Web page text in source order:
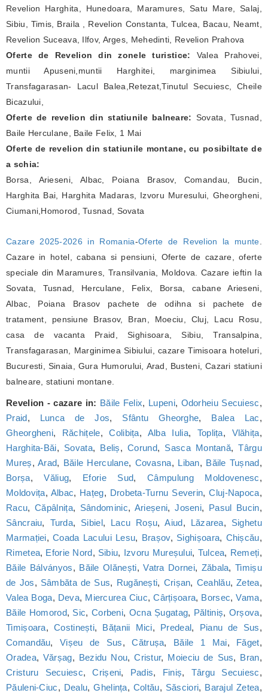
Revelion Harghita, Hunedoara, Maramures, Satu Mare, Salaj,
Sibiu, Timis, Braila , Revelion Constanta, Tulcea, Bacau, Neamt,
Revelion Suceava, Ilfov, Arges, Mehedinti, Revelion Prahova
Oferte de Revelion din zonele turistice: Valea Prahovei,
muntii Apuseni,muntii Harghitei, marginimea Sibiului,
Transfagarasan- Lacul Balea,Retezat,Tinutul Secuiesc, Cheile
Bicazului,
Oferte de revelion din statiunile balneare: Sovata, Tusnad,
Baile Herculane, Baile Felix, 1 Mai
Oferte de revelion din statiunile montane, cu posibiltate de
a schia:
Borsa, Arieseni, Albac, Poiana Brasov, Comandau, Bucin,
Harghita Bai, Harghita Madaras, Izvoru Muresului, Gheorgheni,
Ciumani,Homorod, Tusnad, Sovata
Cazare 2025-2026 in Romania-Oferte de Revelion la munte
Cazare in hotel, cabana si pensiuni, Oferte de cazare, oferte
speciale din Maramures, Transilvania, Moldova. Cazare ieftin la
Sovata, Tusnad, Herculane, Felix, Borsa, cabane Arieseni,
Albac, Poiana Brasov pachete de odihna si pachete de
tratament, pensiune Brasov, Bran, Moeciu, Cluj, Lacu Rosu,
casa de vacanta Praid, Sighisoara, Sibiu, Transalpina,
Transfagarasan, Marginimea Sibiului, cazare Timisoara hoteluri,
Bucuresti, Sinaia, Gura Humorului, Arad, Busteni, Cazari statiuni
balneare, statiuni montane.
Revelion - cazare in: Băile Felix, Lupeni, Odorheiu Secuiesc,
Praid, Lunca de Jos, Sfântu Gheorghe, Balea Lac,
Gheorgheni, Răchițele,Colibița, Alba Iulia, Toplița, Vlăhița,
Harghita-Băi, Sovata, Beliș,Corund, Sasca Montană,Târgu
Mureș, Arad, Băile Herculane, Covasna, Liban, Băile Tușnad,
Borșa,Văliug, Eforie Sud,Câmpulung Moldovenesc,
Moldovița, Albac, Hațeg, Drobeta-Turnu Severin,Cluj-Napoca,
Racu,Căpâlnița, Sândominic, Arieșeni,Joseni, Pasul Bucin,
Sâncraiu, Turda, Sibiel, Lacu Roșu,Aiud, Lăzarea, Sighetu
Marmației,Coada Lacului Lesu, Brașov, Sighișoara, Chișcău,
Rimetea, Eforie Nord, Sibiu, Izvoru Mureșului, Tulcea, Remeți,
Băile Bálványos, Băile Olănești,Vatra Dornei, Zăbala,Timișu
de Jos, Sâmbăta de Sus, Rugănești, Crișan, Ceahlău,Zetea,
Valea Boga, Deva, Miercurea Ciuc,Cârțișoara, Borsec,Vama,
Băile Homorod, Sic, Corbeni, Ocna Șugatag, Păltiniș, Orșova,
Timișoara,Costinești, Bățanii Mici, Predeal, Pianu de Sus,
Comandău,Vișeu de Sus,Cătrușa, Băile 1 Mai, Făget,
Oradea, Vărșag, Bezidu Nou,Cristur, Moieciu de Sus, Bran,
Cristuru Secuiesc,Crișeni, Padis, Finiș, Târgu Secuiesc,
Păuleni-Ciuc, Dealu,Ghelința, Coltău, Săsciori, Barajul Zetea,